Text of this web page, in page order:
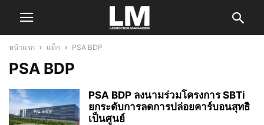
หน้าแรก แท็ก PSA BDP
PSA BDP
PSA BDP ลงนามร่วมโครงการ SBTi
ยกระดับการลดการปล่อยคาร์บอนสุทธิ
เป็นศูนย์